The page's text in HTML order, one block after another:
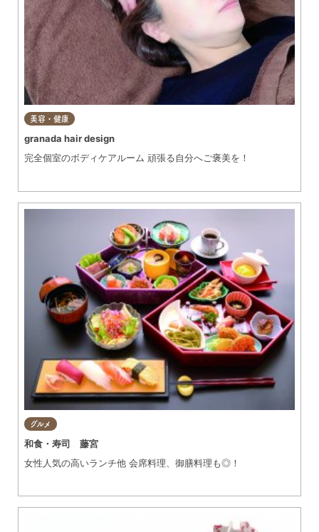
美容・健康
granada hair design
完全個室のボディケアルーム 頑張る自分へご褒美を！
グルメ
和食・寿司 藤宮
女性人気の高いランチ他 会席料理、御膳料理も◎！